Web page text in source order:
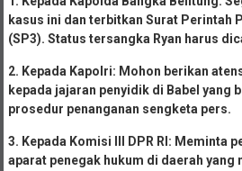
kasus ini dan terbitkan Surat Perintah
(SP3). Status tersangka Ryan harus
2. Kepada Kapolri: Mohon berikan
kepada jajaran penyidik di Babel yang
prosedur penanganan sengketa pers.
3. Kepada Komisi III DPR RI: Meminta
aparat penegak hukum di daerah yang